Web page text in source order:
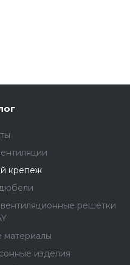
крепеж
решётки
материалы
изделия